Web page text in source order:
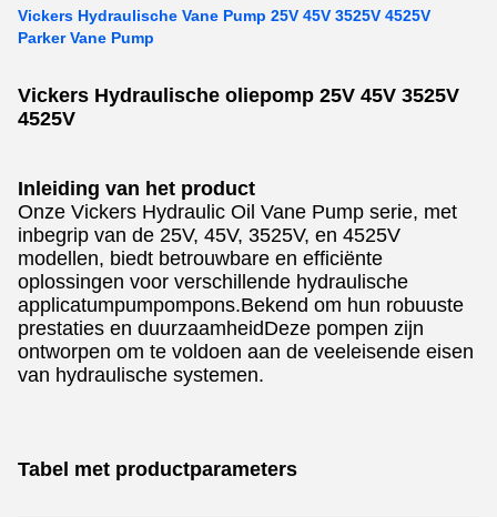
Vickers Hydraulische Vane Pump 25V 45V 3525V 4525V
Parker Vane Pump
Vickers Hydraulische oliepomp 25V 45V 3525V
4525V
Inleiding van het product
Onze Vickers Hydraulic Oil Vane Pump serie, met
inbegrip van de 25V, 45V, 3525V, en 4525V
modellen, biedt betrouwbare en efficiënte
oplossingen voor verschillende hydraulische
applicatumpumpompons.Bekend om hun robuuste
prestaties en duurzaamheidDeze pompen zijn
ontworpen om te voldoen aan de veeleisende eisen
van hydraulische systemen.
Tabel met productparameters